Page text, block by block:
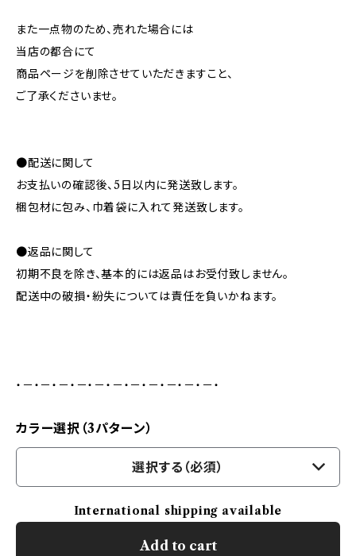
また一点物のため、売れた場合には
当店の都合にて
商品ページを削除させていただきますこと、
ご了承くださいませ。
●配送に関して
お支払いの確認後、5日以内に発送致します。
梱包材に包み、巾着袋に入れて発送致します。
●返品に関して
初期不良を除き、基本的には返品はお受付致しません。
配送中の破損・紛失については責任を負いかねます。
・－・－・－・－・－・－・－・－・－・－・－・
カラー選択（3パターン）
選択する（必須）
International shipping available
Add to cart